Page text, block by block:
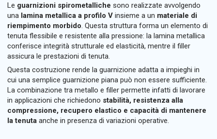
Le guarnizioni spirometalliche sono realizzate avvolgendo
una lamina metallica a profilo V insieme a un materiale di
riempimento morbido. Questa struttura forma un elemento di
tenuta flessibile e resistente alla pressione: la lamina metallica
conferisce integrità strutturale ed elasticità, mentre il filler
assicura le prestazioni di tenuta.
Questa costruzione rende la guarnizione adatta a impieghi in
cui una semplice guarnizione piana può non essere sufficiente.
La combinazione tra metallo e filler permette infatti di lavorare
in applicazioni che richiedono stabilità, resistenza alla
compressione, recupero elastico e capacità di mantenere
la tenuta anche in presenza di variazioni operative.